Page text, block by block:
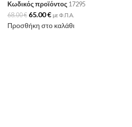
Κωδικός προϊόντος 17295
68.00€ 65.00€ με Φ.Π.Α.
Προσθήκη στο καλάθι